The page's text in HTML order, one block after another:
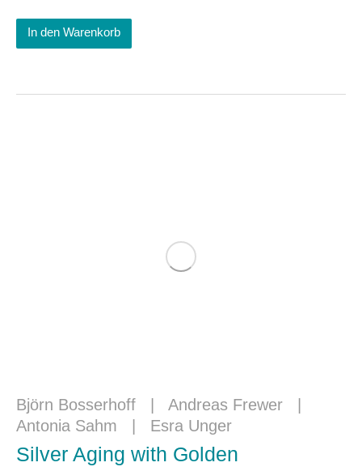
In den Warenkorb
Björn Bosserhoff | Andreas Frewer |
Antonia Sahm | Esra Unger
Silver Aging with Golden